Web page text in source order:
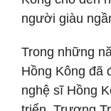
người giàu
Trong những
Hồng Kông đã
nghệ sĩ Hồng